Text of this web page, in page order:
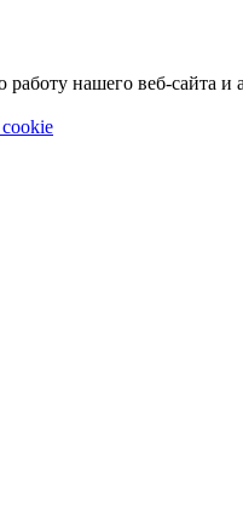
нашего веб-сайта и